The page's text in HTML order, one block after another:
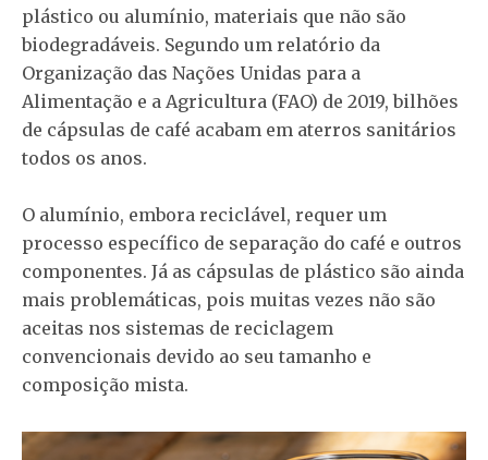
plástico ou alumínio, materiais que não são
biodegradáveis. Segundo um relatório da
Organização das Nações Unidas para a
Alimentação e a Agricultura (FAO) de 2019, bilhões
de cápsulas de café acabam em aterros sanitários
todos os anos.
O alumínio, embora reciclável, requer um
processo específico de separação do café e outros
componentes. Já as cápsulas de plástico são ainda
mais problemáticas, pois muitas vezes não são
aceitas nos sistemas de reciclagem
convencionais devido ao seu tamanho e
composição mista.